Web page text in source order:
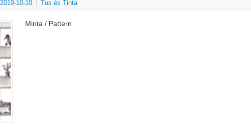
2019-10-10 Tus és Tinta
Minta / Pattern